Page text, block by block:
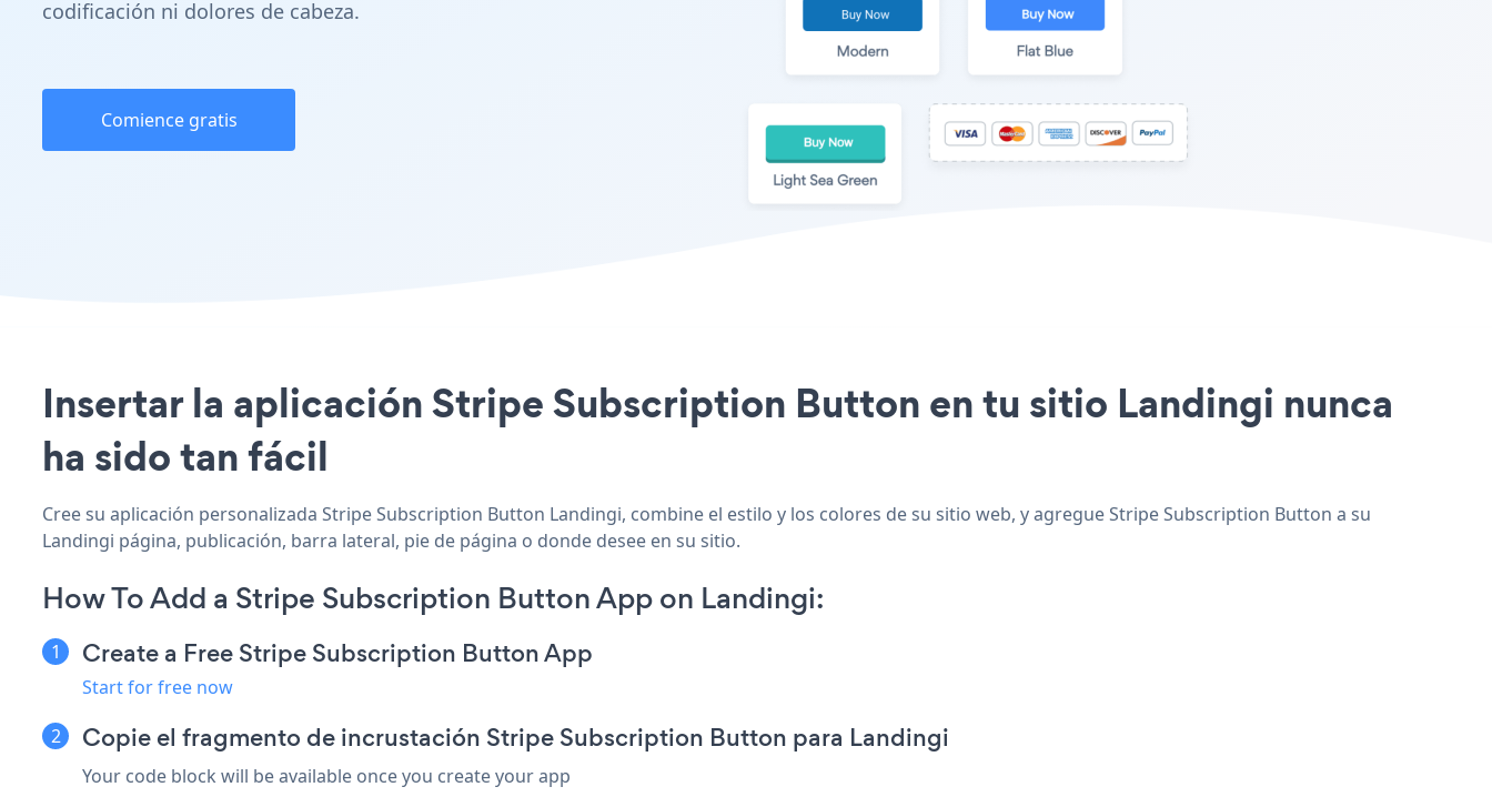
codificación ni dolores de cabeza.
Comience gratis
Insertar la aplicación Stripe Subscription Button en tu sitio Landingi nunca
ha sido tan fácil
Cree su aplicación personalizada Stripe Subscription Button Landingi, combine el estilo y los colores de su sitio web, y agregue Stripe Subscription Button a su
Landingi página, publicación, barra lateral, pie de página o donde desee en su sitio.
How To Add a Stripe Subscription Button App on Landingi:
Create a Free Stripe Subscription Button App
Start for free now
Copie el fragmento de incrustación Stripe Subscription Button para Landingi
Your code block will be available once you create your app